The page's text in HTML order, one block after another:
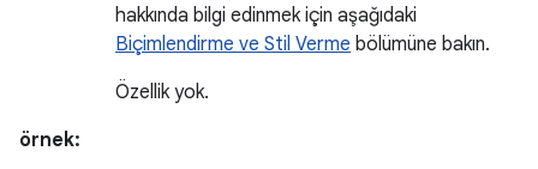
hakkında bilgi edinmek için aşağıdaki
Biçimlendirme ve Stil Verme bölümüne bakın.
Özellik yok.
örnek: